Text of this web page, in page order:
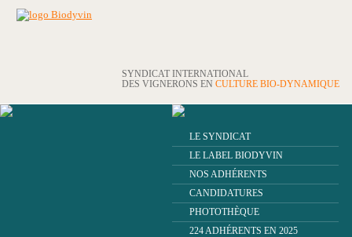
SYNDICAT INTERNATIONAL
DES VIGNERONS EN CULTURE BIO-DYNAMIQUE
LE SYNDICAT
LE LABEL BIODYVIN
NOS ADHÉRENTS
CANDIDATURES
PHOTOTHÈQUE
224 ADHÉRENTS EN 2025